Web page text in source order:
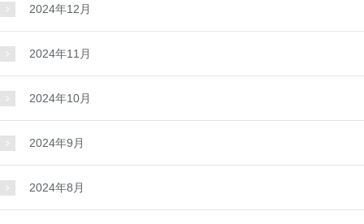
2024年12月
2024年11月
2024年10月
2024年9月
2024年8月